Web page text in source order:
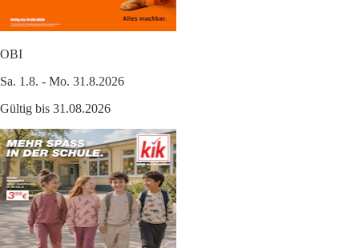
OBI
Sa. 1.8. - Mo. 31.8.2026
Gültig bis 31.08.2026